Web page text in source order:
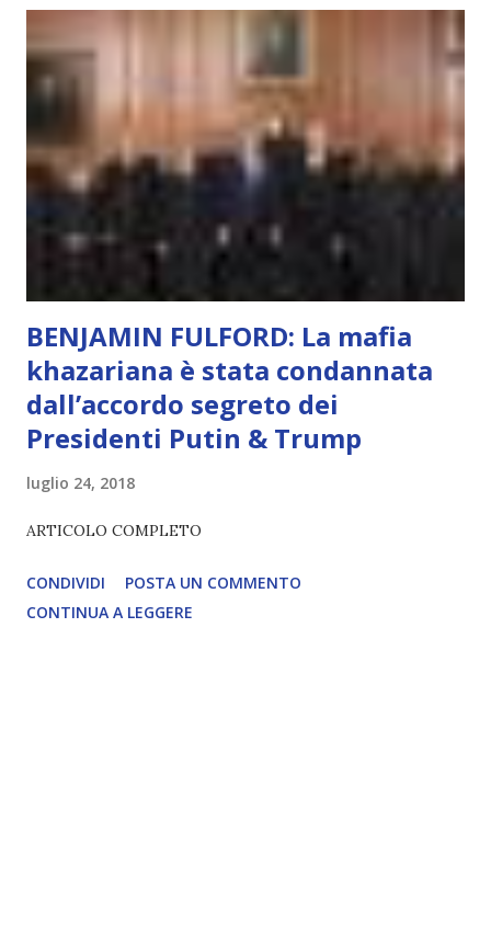
che permette di scegliere per amore anche quando non è la
scelta più efficiente. È ciò che ci collega all’Uno Infinito.
L’intelligenza può simulare comportamenti coscienti, ma
non può essere Coscienza. Può copiare, ma non può vivere
l’esperienza. Come diventerà ovvio Man mano che l’IA
diventerà sempre più avanzata (soprattutto tra il 2027 e il
2035), emergeranno situazioni che renderanno la differenza
lampante: L’IA sarà in gr...
BENJAMIN FULFORD: La mafia
khazariana è stata condannata
dall’accordo segreto dei
Presidenti Putin & Trump
luglio 24, 2018
ARTICOLO COMPLETO
CONDIVIDI
POSTA UN COMMENTO
CONTINUA A LEGGERE